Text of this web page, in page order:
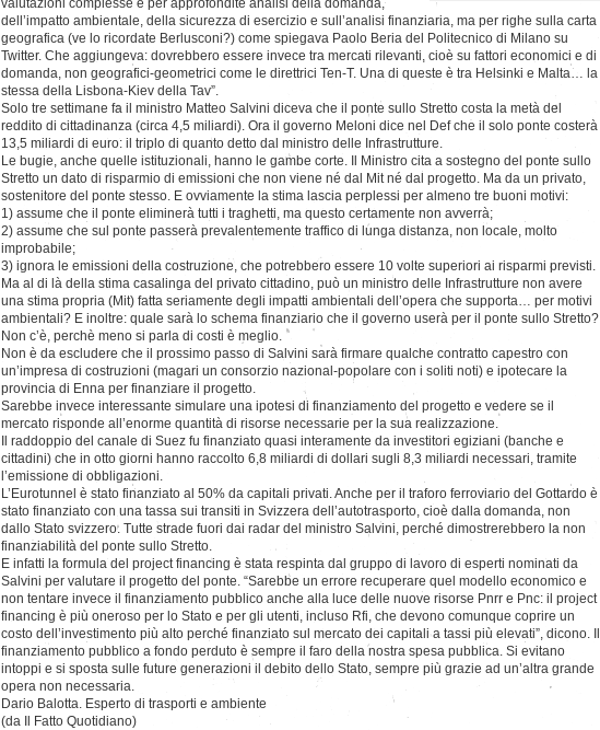
valutazioni complesse e per approfondite analisi della domanda,
dell’impatto ambientale, della sicurezza di esercizio e sull’analisi finanziaria, ma per righe sulla carta
geografica (ve lo ricordate Berlusconi?) come spiegava Paolo Beria del Politecnico di Milano su
Twitter. Che aggiungeva: dovrebbero essere invece tra mercati rilevanti, cioè su fattori economici e di
domanda, non geografici-geometrici come le direttrici Ten-T. Una di queste è tra Helsinki e Malta… la
stessa della Lisbona-Kiev della Tav”.
Solo tre settimane fa il ministro Matteo Salvini diceva che il ponte sullo Stretto costa la metà del
reddito di cittadinanza (circa 4,5 miliardi). Ora il governo Meloni dice nel Def che il solo ponte costerà
13,5 miliardi di euro: il triplo di quanto detto dal ministro delle Infrastrutture.
Le bugie, anche quelle istituzionali, hanno le gambe corte. Il Ministro cita a sostegno del ponte sullo
Stretto un dato di risparmio di emissioni che non viene né dal Mit né dal progetto. Ma da un privato,
sostenitore del ponte stesso. E ovviamente la stima lascia perplessi per almeno tre buoni motivi:
1) assume che il ponte eliminerà tutti i traghetti, ma questo certamente non avverrà;
2) assume che sul ponte passerà prevalentemente traffico di lunga distanza, non locale, molto
improbabile;
3) ignora le emissioni della costruzione, che potrebbero essere 10 volte superiori ai risparmi previsti.
Ma al di là della stima casalinga del privato cittadino, può un ministro delle Infrastrutture non avere
una stima propria (Mit) fatta seriamente degli impatti ambientali dell’opera che supporta… per motivi
ambientali? E inoltre: quale sarà lo schema finanziario che il governo userà per il ponte sullo Stretto?
Non c’è, perchè meno si parla di costi è meglio.
Non è da escludere che il prossimo passo di Salvini sarà firmare qualche contratto capestro con
un’impresa di costruzioni (magari un consorzio nazional-popolare con i soliti noti) e ipotecare la
provincia di Enna per finanziare il progetto.
Sarebbe invece interessante simulare una ipotesi di finanziamento del progetto e vedere se il
mercato risponde all’enorme quantità di risorse necessarie per la sua realizzazione.
Il raddoppio del canale di Suez fu finanziato quasi interamente da investitori egiziani (banche e
cittadini) che in otto giorni hanno raccolto 6,8 miliardi di dollari sugli 8,3 miliardi necessari, tramite
l’emissione di obbligazioni.
L’Eurotunnel è stato finanziato al 50% da capitali privati. Anche per il traforo ferroviario del Gottardo è
stato finanziato con una tassa sui transiti in Svizzera dell’autotrasporto, cioè dalla domanda, non
dallo Stato svizzero. Tutte strade fuori dai radar del ministro Salvini, perché dimostrerebbero la non
finanziabilità del ponte sullo Stretto.
E infatti la formula del project financing è stata respinta dal gruppo di lavoro di esperti nominati da
Salvini per valutare il progetto del ponte. “Sarebbe un errore recuperare quel modello economico e
non tentare invece il finanziamento pubblico anche alla luce delle nuove risorse Pnrr e Pnc: il project
financing è più oneroso per lo Stato e per gli utenti, incluso Rfi, che devono comunque coprire un
costo dell’investimento più alto perché finanziato sul mercato dei capitali a tassi più elevati”, dicono. Il
finanziamento pubblico a fondo perduto è sempre il faro della nostra spesa pubblica. Si evitano
intoppi e si sposta sulle future generazioni il debito dello Stato, sempre più grazie ad un’altra grande
opera non necessaria.
Dario Balotta. Esperto di trasporti e ambiente
(da Il Fatto Quotidiano)